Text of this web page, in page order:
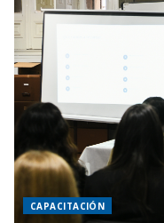
CAPACITACIÓN